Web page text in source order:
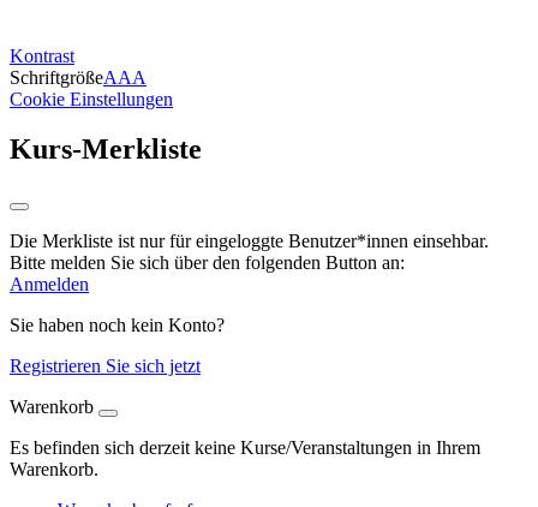
Kontrast
SchriftgrößeAAA
Cookie Einstellungen
Kurs-Merkliste
Die Merkliste ist nur für eingeloggte Benutzer*innen einsehbar.
Bitte melden Sie sich über den folgenden Button an:
Anmelden
Sie haben noch kein Konto?
Registrieren Sie sich jetzt
Warenkorb
Es befinden sich derzeit keine Kurse/Veranstaltungen in Ihrem
Warenkorb.